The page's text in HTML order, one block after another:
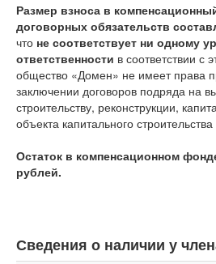
Размер взноса в
договорных обязательств
что не соответствует ни одному
ответственности в соответствии с
общество «Домен» не имеет права
заключении договоров подряда на
строительству, реконструкции,
объекта капитального строительства
Остаток в компенсационном
рублей.
Сведения о наличии у